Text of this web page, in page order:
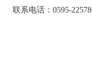
联系电话：0595-